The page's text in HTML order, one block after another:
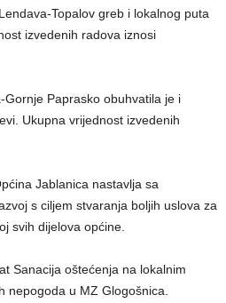
Topalov greb i lokalnog puta
izvedenih radova iznosi
Paprasko obuhvatila je i
Ukupna vrijednost izvedenih
Jablanica nastavlja sa
s ciljem stvaranja boljih uslova za
svih dijelova općine.
Sanacija oštećenja na lokalnim
nepogoda u MZ Glogošnica.